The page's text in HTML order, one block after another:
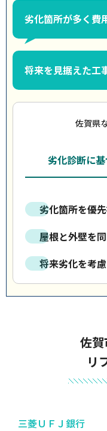
劣化箇所が多く費
将来を見据えた工
佐賀県
劣化診断に
劣化箇所を優
屋根と外壁を
将来劣化を考
佐
リ
三菱ＵＦＪ銀行